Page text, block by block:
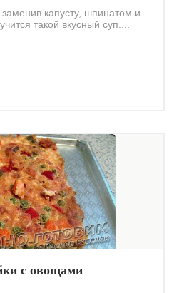
капусту, шпинатом и
такой вкусный суп....
с овощами